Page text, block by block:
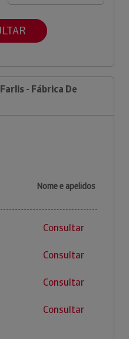
- Fábrica De
Nome e apelidos
Consultar
Consultar
Consultar
Consultar